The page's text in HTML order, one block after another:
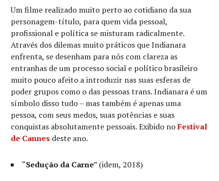
Um filme realizado muito perto ao cotidiano da sua
personagem-título, para quem vida pessoal,
profissional e política se misturam radicalmente.
Através dos dilemas muito práticos que Indianara
enfrenta, se desenham para nós com clareza as
entranhas de um processo social e político brasileiro
muito pouco afeito a introduzir nas suas esferas de
poder grupos como o das pessoas trans. Indianara é um
símbolo disso tudo – mas também é apenas uma
pessoa, com seus medos, suas potências e suas
conquistas absolutamente pessoais. Exibido noFestival
de Cannes deste ano.
“Sedução da Carne” (idem, 2018)